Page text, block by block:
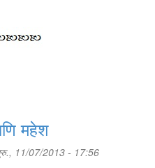
महेश
11/07/2013 - 17:56